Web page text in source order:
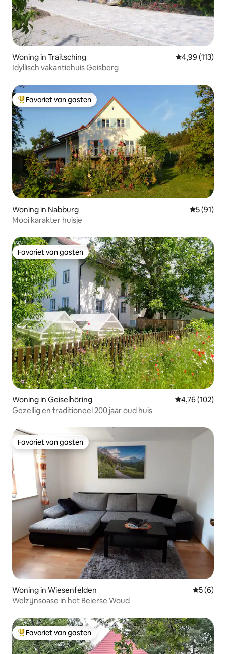
Woning in Traitsching Gemiddelde
4,99 (113)
Idyllisch vakantiehuis Geisberg
Topfavoriet van gasten
Favoriet van gasten
Woning in Nabburg
5 (91)
Mooi karakter huisje
Favoriet van gasten
Favoriet van gasten
Woning in Geiselhöring Gemiddelde
4,76 (102)
Gezellig en traditioneel 200 jaar oud huis
Favoriet van gasten
Favoriet van gasten
Woning in Wiesenfelden
5 (6)
Welzijnsoase in het Beierse Woud
Topfavoriet van gasten
Favoriet van gasten